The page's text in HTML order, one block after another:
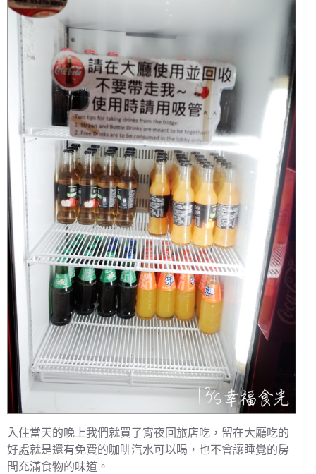
入住當天的晚上我們就買了宵夜回旅店吃，留在大廳吃的
好處就是還有免費的咖啡汽水可以喝，也不會讓睡覺的房
間充滿食物的味道。